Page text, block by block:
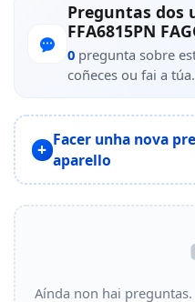
Preguntas dos
FFA6815PN
0 pregunta sobre
coñeces ou fai a túa.
Facer unha nova
aparello
Aínda non hai